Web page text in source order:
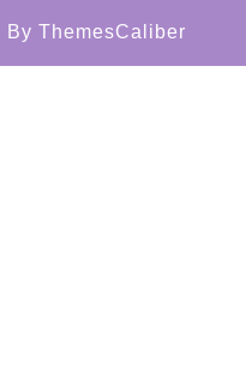
By ThemesCaliber